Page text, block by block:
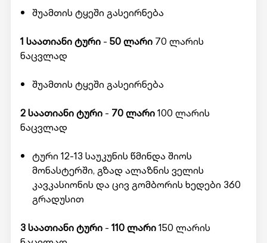
შუამთის ტყეში გასეირნება
1 საათიანი ტური- 50 ლარი70 ლარის
ნაცვლად
შუამთის ტყეში გასეირნება
2 საათიანი ტური- 70 ლარი100 ლარის
ნაცვლად
ტური 12-13 საუკუნის წმინდა შიოს
მონასტერში, გზად ალაზნის ველის
კავკასიონის და ცივ გომბორის ხედები 360
გრადუსით
3 საათიანი ტური- 110 ლარი150 ლარის